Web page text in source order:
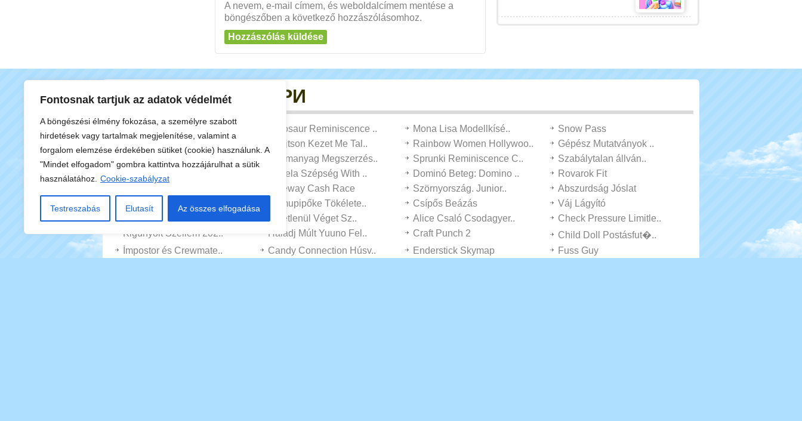
Fontosnak tartjuk az adatok védelmét
A böngészési élmény fokozása, a személyre szabott
hirdetések vagy tartalmak megjelenítése, valamint a
forgalom elemzése érdekében sütiket (cookie) használunk. A
"Mindet elfogadom" gombra kattintva hozzájárulhat a sütik
használatához. Cookie-szabályzat
Testreszabás Elutasít Az összes elfogadása
A nevem, e-mail címem, és weboldalcímem mentése a
böngészőben a következő hozzászólásomhoz.
200 НАЙ-НОВИ ИГРИ
Stickman Fall Guys: Wo.. Dinosaur Reminiscence .. Mona Lisa Modellkísé..
Snow Pass
Hatch Adorable Bunnies
Nyújtson Kezet Me Tal.. Rainbow Women Hollywoo..
Gépész Mutatványok ..
Üzemanyag Megszerzés.. Sprunki Reminiscence C..
Szabálytalan állván..
Black Hollow
Angela Szépség With .. Dominó Beteg: Domino ..
Rovarok Fit
Freeway Cash Race Szörnyország. Junior..
Abszurdság Jóslat
Közvetve Tom és Jerr..
Hamupipőke Tökélete.. Csípős Beázás
Váj Lágyító
Válassza Ki Ferdén F..
Véletlenül Véget Sz.. Alice Csaló Csodagyer..
Check Pressure Limitle..
Kigúnyolt Szellem 202..
Haladj Múlt Yuuno Fel.. Craft Punch 2
Child Doll Postásfut�..
İmpostor és Crewmate..
Candy Connection Húsv.. Enderstick Skymap
Fuss Guy